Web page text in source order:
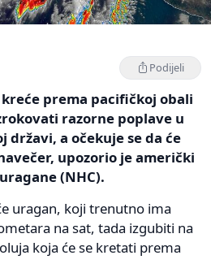
Podijeli
prema pacifičkoj obali
razorne poplave u
državi, a očekuje se da će
upozorio je američki
(NHC).
uragan, koji trenutno ima
na sat, tada izgubiti na
koja će se kretati prema